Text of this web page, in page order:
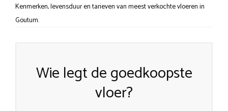
Kenmerken, levensduur en tarieven van meest verkochte vloeren in
Goutum.
Wie legt de goedkoopste
vloer?